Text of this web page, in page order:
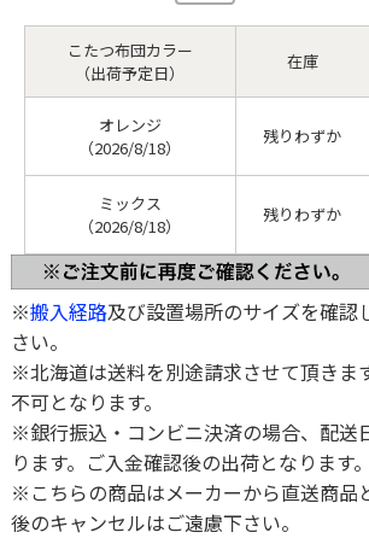
こたつ布団カラー
（出荷予定日）
在庫
オレンジ
（2026/8/18）
残りわずか
ミックス
（2026/8/18）
残りわずか
※搬入経路及び設置場所のサイズを確認
さい。
※北海道は送料を別途請求させて頂きま
不可となります。
※銀行振込・コンビニ決済の場合、配送
ります。ご入金確認後の出荷となります。
※こちらの商品はメーカーから直送商品
後のキャンセルはご遠慮下さい。